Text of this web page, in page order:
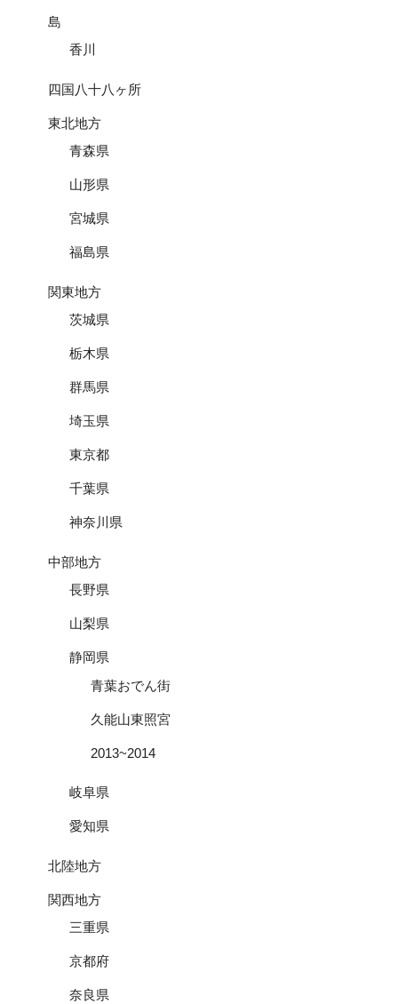
島
香川
四国八十八ヶ所
東北地方
青森県
山形県
宮城県
福島県
関東地方
茨城県
栃木県
群馬県
埼玉県
東京都
千葉県
神奈川県
中部地方
長野県
山梨県
静岡県
青葉おでん街
久能山東照宮
2013~2014
岐阜県
愛知県
北陸地方
関西地方
三重県
京都府
奈良県